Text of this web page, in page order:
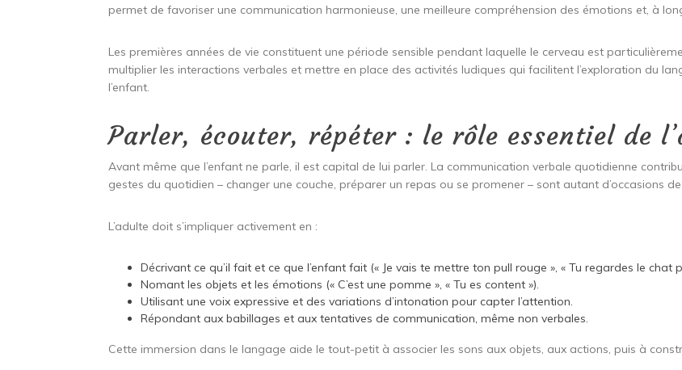
permet de favoriser une communication harmonieuse, une meilleure compréhension des émotions et, à
Les premières années de vie constituent une période sensible pendant laquelle le cerveau est
multiplier les interactions verbales et mettre en place des activités ludiques qui facilitent l’exploration du
l’enfant.
Parler, écouter, répéter : le rôle essentiel de
Avant même que l’enfant ne parle, il est capital de lui parler. La communication verbale quotidienne
gestes du quotidien – changer une couche, préparer un repas ou se promener – sont autant d’occasions
L’adulte doit s’impliquer activement en :
Décrivant ce qu’il fait et ce que l’enfant fait (« Je vais te mettre ton pull rouge », « Tu regardes le chat
Nomant les objets et les émotions (« C’est une pomme », « Tu es content »).
Utilisant une voix expressive et des variations d’intonation pour capter l’attention.
Répondant aux babillages et aux tentatives de communication, même non verbales.
Cette immersion dans le langage aide le tout-petit à associer les sons aux objets, aux actions, puis à